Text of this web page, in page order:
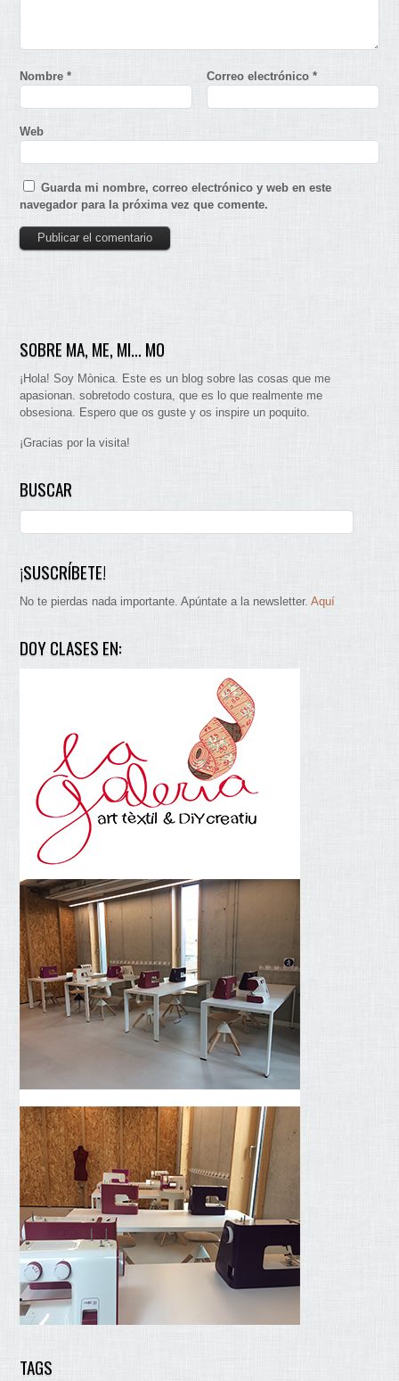
Nombre* Correo electrónico*
Web
Guarda mi nombre, correo electrónico y web en este
navegador para la próxima vez que comente.
SOBRE MA, ME, MI… MO
¡Hola! Soy Mònica. Este es un blog sobre las cosas que me
apasionan. sobretodo costura, que es lo que realmente me
obsesiona. Espero que os guste y os inspire un poquito.
¡Gracias por la visita!
BUSCAR
¡SUSCRÍBETE!
No te pierdas nada importante. Apúntate a la newsletter.Aquí
DOY CLASES EN:
TAGS